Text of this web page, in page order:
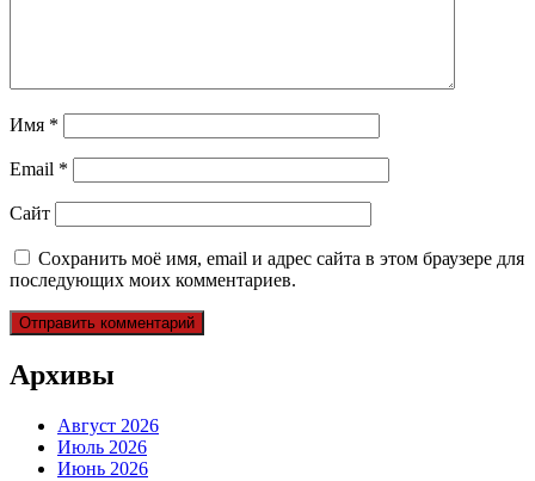
Имя *
Email *
Сайт
Сохранить моё имя, email и адрес сайта в этом браузере для
последующих моих комментариев.
Архивы
Август 2026
Июль 2026
Июнь 2026